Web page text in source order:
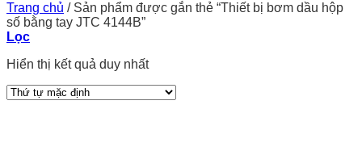
Trang chủ /Sản phẩm được gắn thẻ “Thiết bị bơm dầu hộp
số bằng tay JTC 4144B”
Lọc
Hiển thị kết quả duy nhất